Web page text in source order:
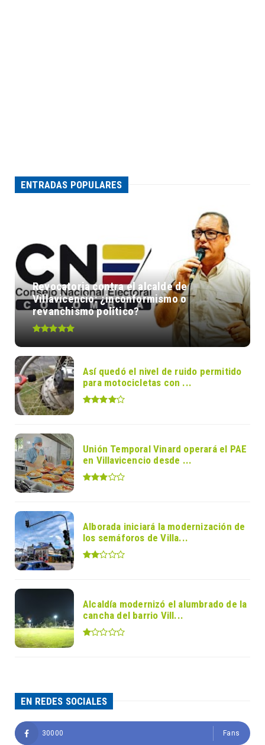
ENTRADAS POPULARES
Revocatoria contra el alcalde de
Villavicencio: ¿inconformismo o
revanchismo político?
Así quedó el nivel de ruido permitido
para motocicletas con ...
Unión Temporal Vinard operará el PAE
en Villavicencio desde ...
Alborada iniciará la modernización de
los semáforos de Villa...
Alcaldía modernizó el alumbrado de la
cancha del barrio Vill...
EN REDES SOCIALES
30000 Fans